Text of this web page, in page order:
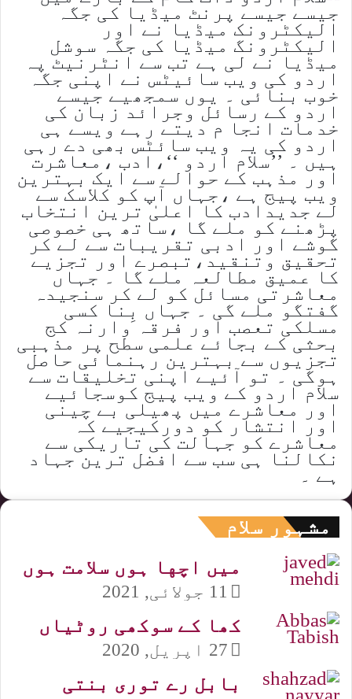
جیسے جیسے پرنٹ میڈیا کی جگہ
الیکٹرونک میڈیا نے اور
الیکٹرونگ میڈیا کی جگہ سوشل
میڈیا نے لی ہے تب سے انٹرنیٹ پہ
اردو کی ویب سائیٹس نے اپنی جگہ
خوب بنائی ۔ یوں سمجھیے جیسے
اردو کے رسائل وجرائد زبان کی
خدمات انجا م دیتے رہے ویسے ہی
اردو کی یہ ویب سائٹس بھی دے رہی
ہیں ۔ ’’سلام اردو ‘‘،ادب ،معاشرت
اور مذہب کے حوالے سے ایک بہترین
ویب پیج ہے ،جہاں آپ کو کلاسک سے
لے جدیدادب کا اعلیٰ ترین انتخاب
پڑھنے کو ملے گا ،ساتھ ہی خصوصی
گوشے اور ادبی تقریبات سے لے کر
تحقیق وتنقید،تبصرے اور تجزیے
کا عمیق مطالعہ ملے گا ۔ جہاں
معاشرتی مسائل کو لے کر سنجیدہ
گفتگو ملے گی ۔ جہاں بِنا کسی
مسلکی تعصب اور فرقہ وارنہ کج
بحثی کے بجائے علمی سطح پر مذہبی
تجزیوں سے بہترین رہنمائی حاصل
ہوگی ۔ تو آئیے اپنی تخلیقات سے
سلام اردو کے ویب پیج کوسجائیے
اور معاشرے میں پھیلی بے چینی
اور انتشار کو دورکیجیے کہ
معاشرے کو جہالت کی تاریکی سے
نکالنا ہی سب سے افضل ترین جہاد
ہے ۔
مشہور سلام
میں اچها ہوں سلامت ہوں
11 جولائی, 2021
کھا کے سوکھی روٹیاں
27 اپریل, 2020
بابل رے توری بنتی